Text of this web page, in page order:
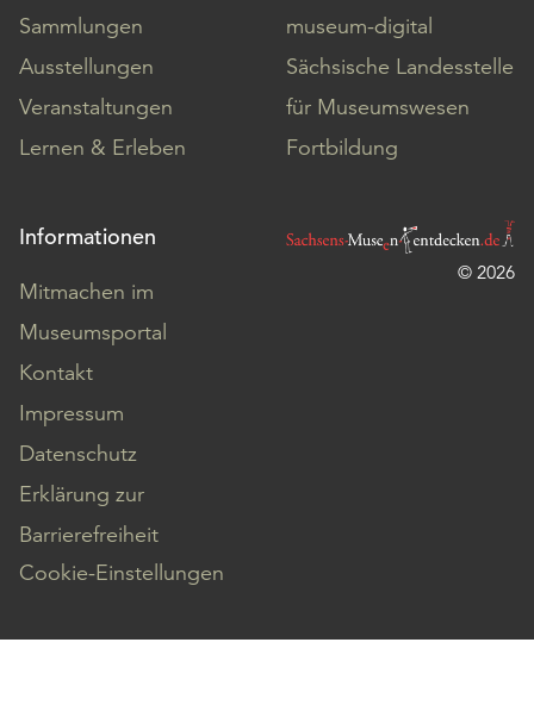
Sammlungen
Ausstellungen
Veranstaltungen
Lernen & Erleben
museum-digital
Sächsische Landesstelle
für Museumswesen
Fortbildung
Informationen
Mitmachen im
Museumsportal
Kontakt
Impressum
Datenschutz
Erklärung zur
Barrierefreiheit
Cookie-Einstellungen
© 2026